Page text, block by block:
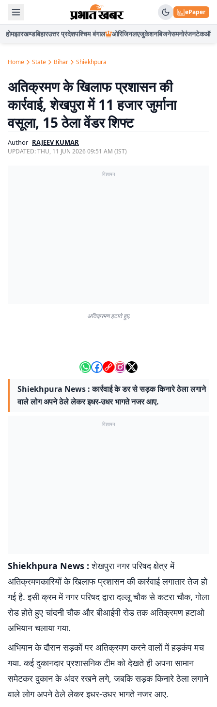
ePaper
होमझारखण्डबिहारउत्तर प्रदेशपश्चिम बंगाल ओरिजिनलएजुकेशनबिजनेसमनोरंजनटेकऑटो
Home State Bihar Shiekhpura
अतिक्रमण के खिलाफ प्रशासन की
कार्रवाई, शेखपुरा में 11 हजार जुर्माना
वसूला, 15 ठेला वेंडर शिफ्ट
Author RAJEEV KUMAR
UPDATED:THU, 11 JUN 2026 09:51 AM (IST)
विज्ञापन
अतिक्रमण हटाते हुए.
Shiekhpura News : कार्रवाई के डर से सड़क किनारे ठेला लगाने
वाले लोग अपने ठेले लेकर इधर-उधर भागते नजर आए.
विज्ञापन
Shiekhpura News :शेखपुरा नगर परिषद क्षेत्र में
अतिक्रमणकारियों के खिलाफ प्रशासन की कार्रवाई लगातार तेज हो
गई है. इसी क्रम में नगर परिषद द्वारा दल्लू चौक से कटरा चौक, गोला
रोड होते हुए चांदनी चौक और बीआईपी रोड तक अतिक्रमण हटाओ
अभियान चलाया गया.
अभियान के दौरान सड़कों पर अतिक्रमण करने वालों में हड़कंप मच
गया. कई दुकानदार प्रशासनिक टीम को देखते ही अपना सामान
समेटकर दुकान के अंदर रखने लगे, जबकि सड़क किनारे ठेला लगाने
वाले लोग अपने ठेले लेकर इधर-उधर भागते नजर आए.